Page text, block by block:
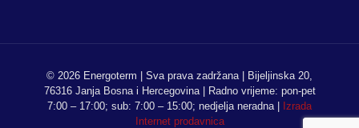
© 2026 Energoterm | Sva prava zadržana | Bijeljinska 20,
76316 Janja Bosna i Hercegovina | Radno vrijeme: pon-pet
7:00 – 17:00; sub: 7:00 – 15:00; nedjelja neradna |
Izrada
Internet prodavnica